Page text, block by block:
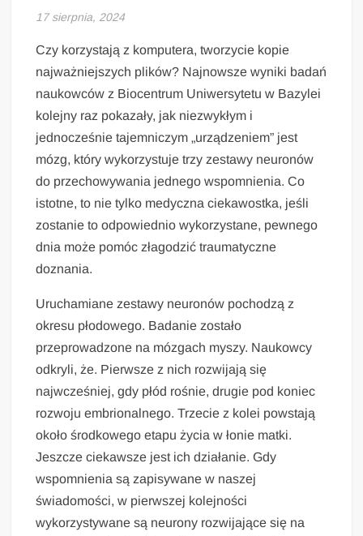
17 sierpnia, 2024
Czy korzystają z komputera, tworzycie kopie
najważniejszych plików? Najnowsze wyniki badań
naukowców z Biocentrum Uniwersytetu w Bazylei
kolejny raz pokazały, jak niezwykłym i
jednocześnie tajemniczym „urządzeniem” jest
mózg, który wykorzystuje trzy zestawy neuronów
do przechowywania jednego wspomnienia. Co
istotne, to nie tylko medyczna ciekawostka, jeśli
zostanie to odpowiednio wykorzystane, pewnego
dnia może pomóc złagodzić traumatyczne
doznania.
Uruchamiane zestawy neuronów pochodzą z
okresu płodowego. Badanie zostało
przeprowadzone na mózgach myszy. Naukowcy
odkryli, że. Pierwsze z nich rozwijają się
najwcześniej, gdy płód rośnie, drugie pod koniec
rozwoju embrionalnego. Trzecie z kolei powstają
około środkowego etapu życia w łonie matki.
Jeszcze ciekawsze jest ich działanie. Gdy
wspomnienia są zapisywane w naszej
świadomości, w pierwszej kolejności
wykorzystywane są neurony rozwijające się na